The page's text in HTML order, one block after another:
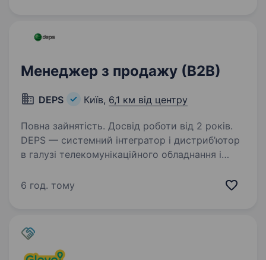
Менеджер з продажу (В2В)
DEPS Київ, 6,1 км від центру
Повна зайнятість. Досвід роботи від 2 років.
DEPS — системний інтегратор і дистриб’ютор
в галузі телекомунікаційного обладнання і
передове обладнання, а спеціалізуємось
6 год. тому